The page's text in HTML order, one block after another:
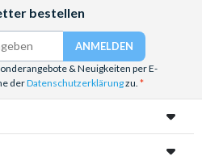
bestellen
& Neuigkeiten per E-
derDatenschutzerklärungzu.